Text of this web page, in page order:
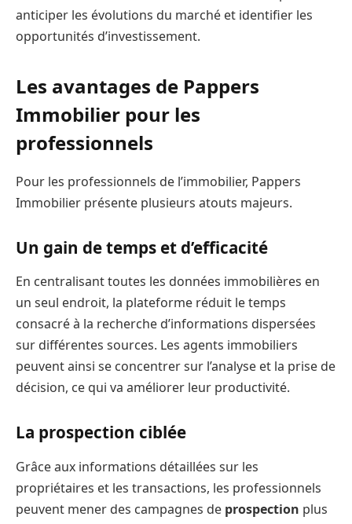
anticiper les évolutions du marché et identifier les
opportunités d’investissement.
Les avantages de Pappers
Immobilier pour les
professionnels
Pour les professionnels de l’immobilier, Pappers
Immobilier présente plusieurs atouts majeurs.
Un gain de temps et d’efficacité
En centralisant toutes les données immobilières en
un seul endroit, la plateforme réduit le temps
consacré à la recherche d’informations dispersées
sur différentes sources. Les agents immobiliers
peuvent ainsi se concentrer sur l’analyse et la prise de
décision, ce qui va améliorer leur productivité.
La prospection ciblée
Grâce aux informations détaillées sur les
propriétaires et les transactions, les professionnels
peuvent mener des campagnes de prospection plus